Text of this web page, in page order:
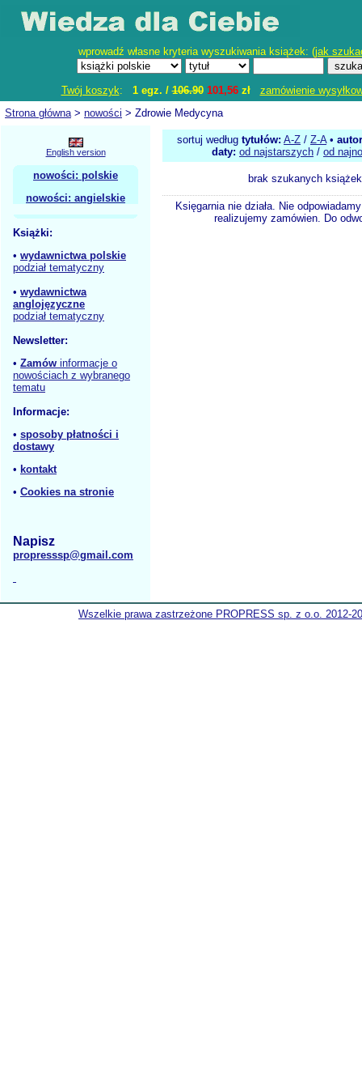
wprowadź własne kryteria wyszukiwania książek: (jak
Twój koszyk: 1 egz. /106.90 101,56zł
zamówienie
Strona główna> nowości > Zdrowie Medycyna
English version
nowości: polskie
nowości: angielskie
Książki:
• wydawnictwa polskie
podział tematyczny
• wydawnictwa
anglojęzyczne
podział tematyczny
Newsletter:
• Zamów informacje o
nowościach z wybranego
tematu
Informacje:
• sposoby płatności i
dostawy
• kontakt
• Cookies na stronie
Napisz
propresssp@gmail.com
sortuj według tytułów: A-Z / Z-A•
daty: od najstarszych / od
brak szukanych książek
Księgarnia nie działa. Nie
realizujemy zamówien. Do
Wszelkie prawa zastrzeżone PROPRESS sp. z o.o. 2012-